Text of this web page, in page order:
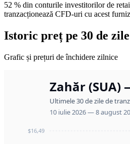
52 % din conturile investitorilor de
tranzacționează CFD-uri cu acest
Istoric preț pe 30 de zile
Grafic și prețuri de închidere zilnice